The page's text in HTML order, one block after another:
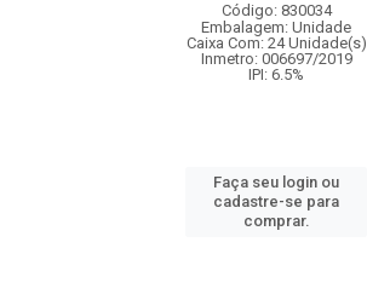
Código: 830034
Embalagem: Unidade
Caixa Com: 24 Unidade(s)
Inmetro: 006697/2019
IPI: 6.5%
Faça seu login ou
cadastre-se para
comprar.